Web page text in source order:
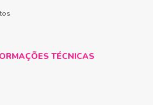
TÉCNICAS